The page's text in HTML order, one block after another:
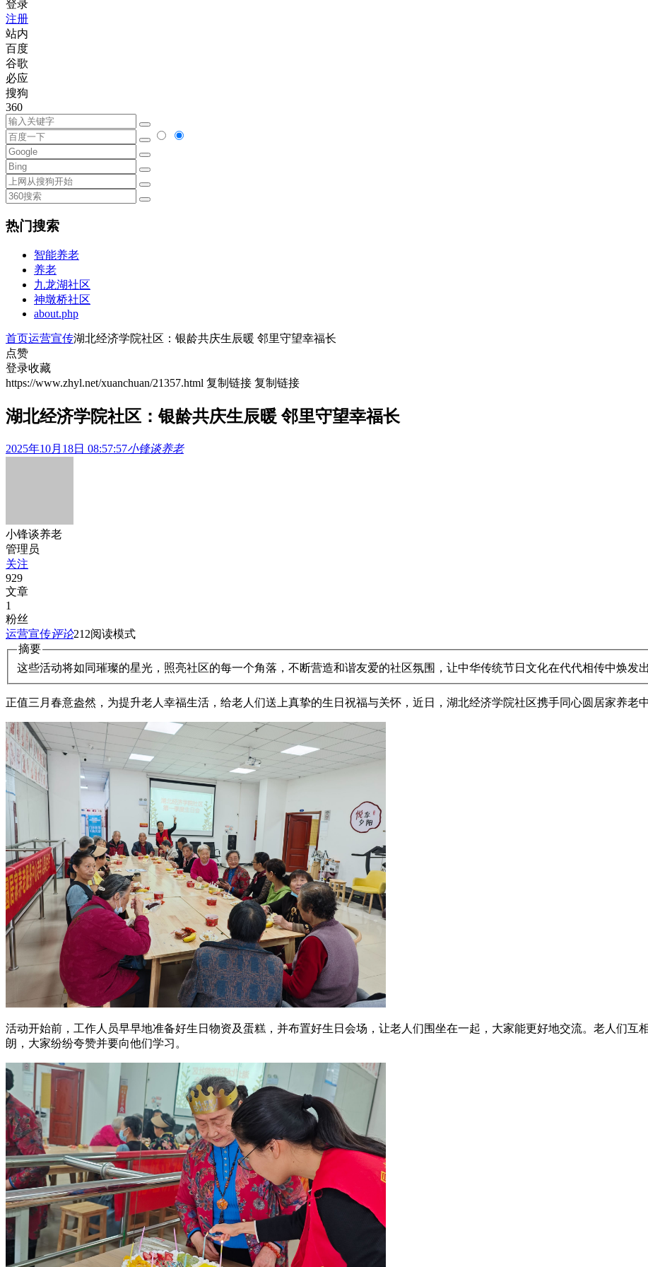
登录
注册
站内
百度
谷歌
必应
搜狗
360
热门搜索
智能养老
养老
九龙湖社区
神墩桥社区
about.php
首页运营宣传湖北经济学院社区：银龄共庆生辰暖 邻里守望幸福长
点赞
登录收藏
https://www.zhyl.net/xuanchuan/21357.html 复制链接 复制链接
湖北经济学院社区：银龄共庆生辰暖 邻里守望幸福长
2025年10月18日 08:57:57小锋谈养老
小锋谈养老
管理员
关注
929
文章
1
粉丝
运营宣传评论212阅读模式
摘要
这些活动将如同璀璨的星光，照亮社区的每一个角落，不断营造和谐友爱的社区氛围，让中华传统节日文化在代代相传中焕发
正值三月春意盎然，为提升老人幸福生活，给老人们送上真挚的生日祝福与关怀，近日，湖北经济学院社区携手同心圆居家养老
活动开始前，工作人员早早地准备好生日物资及蛋糕，并布置好生日会场，让老人们围坐在一起，大家能更好地交流。老人们互
朗，大家纷纷夸赞并要向他们学习。